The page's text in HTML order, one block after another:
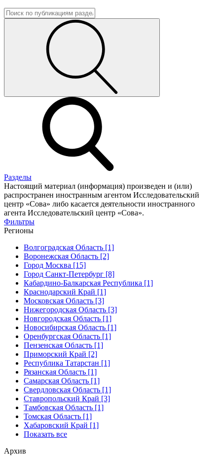
Разделы
Настоящий материал (информация) произведен и (или)
распространен иностранным агентом Исследовательский
центр «Сова» либо касается деятельности иностранного
агента Исследовательский центр «Сова».
Фильтры
Регионы
Волгоградская Область [1]
Воронежская Область [2]
Город Москва [15]
Город Санкт-Петербург [8]
Кабардино-Балкарская Республика [1]
Краснодарский Край [1]
Московская Область [3]
Нижегородская Область [3]
Новгородская Область [1]
Новосибирская Область [1]
Оренбургская Область [1]
Пензенская Область [1]
Приморский Край [2]
Республика Татарстан [1]
Рязанская Область [1]
Самарская Область [1]
Свердловская Область [1]
Ставропольский Край [3]
Тамбовская Область [1]
Томская Область [1]
Хабаровский Край [1]
Показать все
Архив